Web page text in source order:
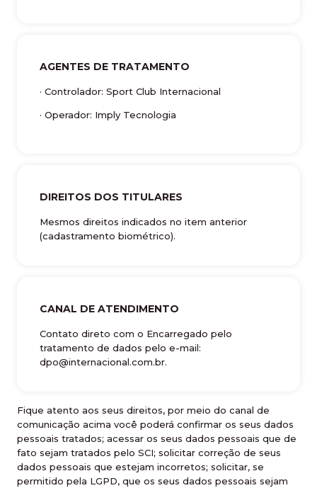
AGENTES DE TRATAMENTO
· Controlador: Sport Club Internacional
· Operador: Imply Tecnologia
DIREITOS DOS TITULARES
Mesmos direitos indicados no item anterior
(cadastramento biométrico).
CANAL DE ATENDIMENTO
Contato direto com o Encarregado pelo
tratamento de dados pelo e-mail:
dpo@internacional.com.br.
Fique atento aos seus direitos, por meio do canal de
comunicação acima você poderá confirmar os seus dados
pessoais tratados; acessar os seus dados pessoais que de
fato sejam tratados pelo SCI; solicitar correção de seus
dados pessoais que estejam incorretos; solicitar, se
permitido pela LGPD, que os seus dados pessoais sejam